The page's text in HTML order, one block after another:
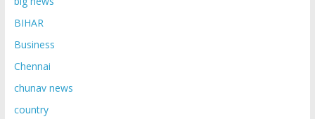
BIHAR
Business
Chennai
chunav news
country